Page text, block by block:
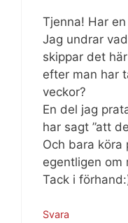
Tjenna! Har
Jag undrar
skippar det
efter man har
veckor?
En del jag
har sagt ”att
Och bara köra
egentligen om
Tack i
Svara